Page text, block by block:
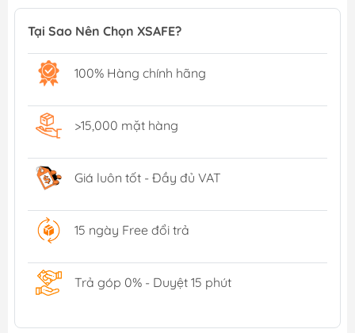
Tại Sao Nên Chọn XSAFE?
100% Hàng chính hãng
>15,000 mặt hàng
Giá luôn tốt - Đầy đủ VAT
15 ngày Free đổi trả
Trả góp 0% - Duyệt 15 phút